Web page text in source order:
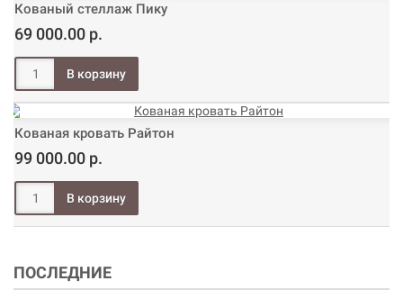
Кованый стеллаж Пику
69 000.00 р.
Кованая кровать Райтон
99 000.00 р.
ПОСЛЕДНИЕ